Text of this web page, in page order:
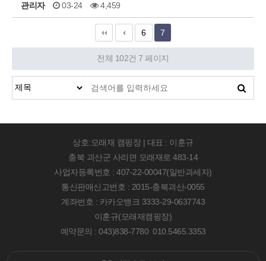
관리자 03-24 4,459
6 7
전체 102건 7 페이지
상호:모래재 캠핑장 | 대표 : 이훈규
충북 괴산군 사리면 모래재로 483-14
사업자등록번호 : 407-22-00047(일반과세자)
통신판매신고번호 : 2015-충북괴산-0055
계좌번호 : 카카오뱅크 3333-29-0637743
이훈규(모래재캠핑장)
예약문의 : 043)838-7780 010.5465.3353